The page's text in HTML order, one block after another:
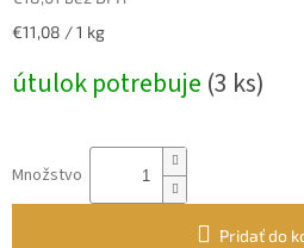
Jednotková
€11,08 / 1 kg
útulok potrebuje (3 ks)
Množstvo
Pridať do